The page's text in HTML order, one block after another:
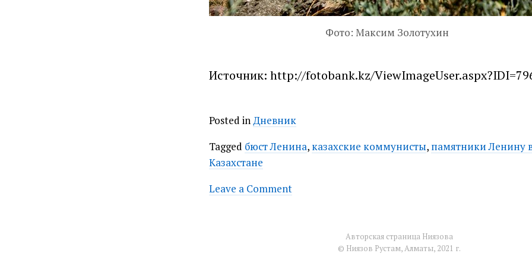
Фото: Максим Золотухин
Источник: http://fotobank.kz/
Posted inДневник
Tagged бюст Ленина, казахские коммунисты, памятники Ленину
Казахстане
Leave a Commenton
Авторская страница Ниязова
© Ниязов Рустам, Алматы, 2021 г.